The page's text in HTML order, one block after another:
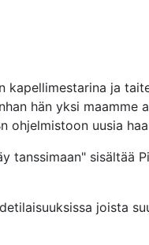
kapellimestarina ja
hän yksi
uusia
sisältää
joista